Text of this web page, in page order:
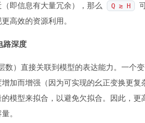
即信息有大量冗余），那么
Q ≳ H
高效的资源利用。
路深度
层数）直接关联到模型的表达能力。一个
加而增强（因为可实现的幺正变换更
模型来拟合，以避免欠拟合。因此，
。